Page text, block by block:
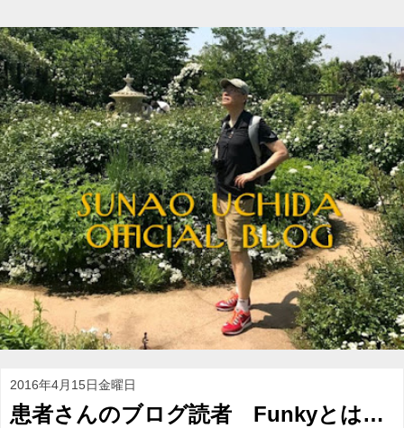
2016年4月15日金曜日
患者さんのブログ読者 Funkyとは…